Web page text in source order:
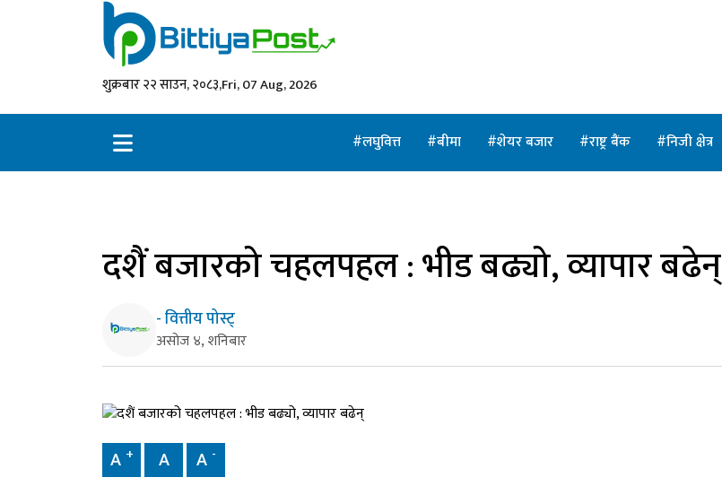
शुक्रबार २२ साउन, २०८३,Fri, 07 Aug, 2026
लघुवित्त बीमा शेयर बजार राष्ट्र बैंक निजी क्षेत्र
दशैं बजारको चहलपहल : भीड बढ्यो, व्यापार बढेन्
- वित्तीय पोस्ट्
असोज ४, शनिबार
A + A A -